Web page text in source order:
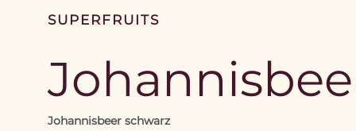
SUPERFRUITS
Johannisbeer schwarz